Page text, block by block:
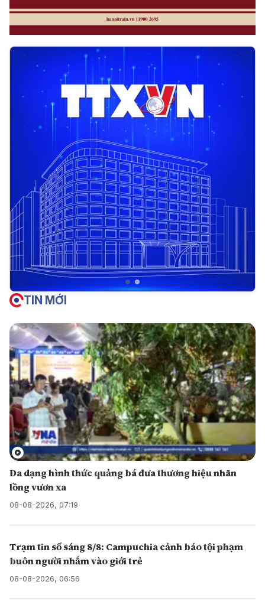
TIN MỚI
Đa dạng hình thức quảng bá đưa thương hiệu nhãn
lồng vươn xa
08-08-2026, 07:19
Trạm tin số sáng 8/8: Campuchia cảnh báo tội phạm
buôn người nhắm vào giới trẻ
08-08-2026, 06:56